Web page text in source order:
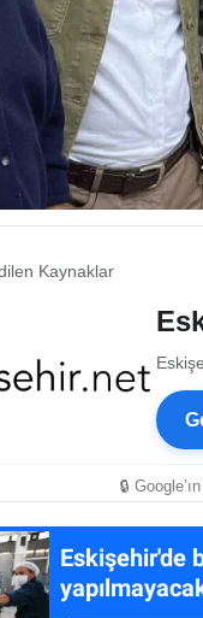
Kaynaklar
🔒
Eskişehir'de